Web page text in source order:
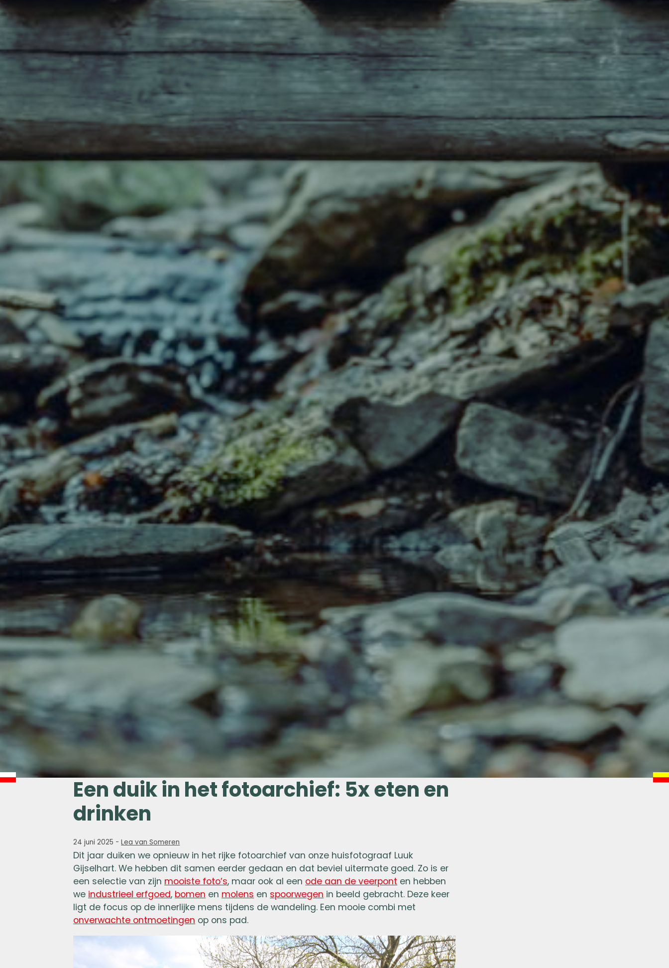
Een duik in het fotoarchief: 5x eten en
drinken
24 juni 2025 -Lea van Someren
Dit jaar duiken we opnieuw in het rijke fotoarchief van onze huisfotograaf Luuk
Gijselhart. We hebben dit samen eerder gedaan en dat beviel uitermate goed. Zo is er
een selectie van zijn mooiste foto’s, maar ook al een ode aan de veerpont en hebben
we industrieel erfgoed, bomen en molens en spoorwegen in beeld gebracht. Deze keer
ligt de focus op de innerlijke mens tijdens de wandeling. Een mooie combi met
onverwachte ontmoetingen op ons pad.